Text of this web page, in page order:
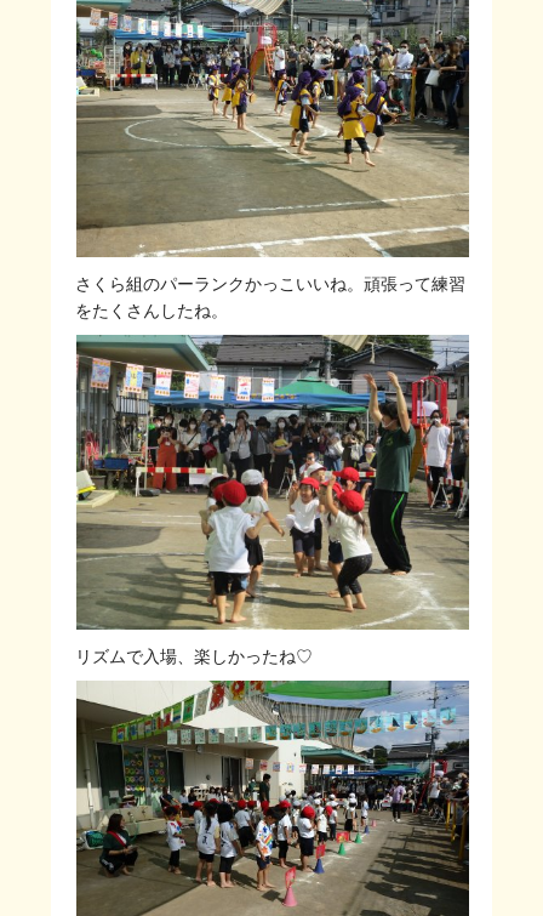
さくら組のパーランクかっこいいね。頑張って練習
をたくさんしたね。
リズムで入場、楽しかったね♡